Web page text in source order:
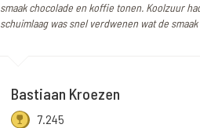
smaak chocolade en koffie tonen. Koolzuur
schuimlaag was snel verdwenen wat de
Bastiaan Kroezen
7.245